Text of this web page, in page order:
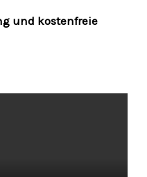
und kostenfreie